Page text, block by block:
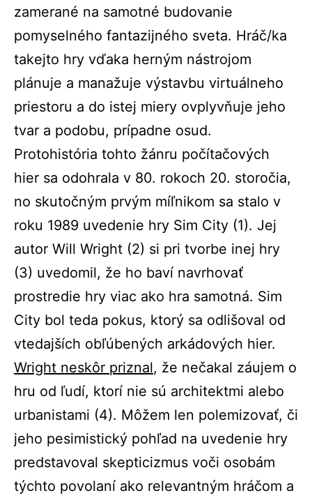
zamerané na samotné budovanie
pomyselného fantazijného sveta. Hráč/ka
takejto hry vďaka herným nástrojom
plánuje a manažuje výstavbu virtuálneho
priestoru a do istej miery ovplyvňuje jeho
tvar a podobu, prípadne osud.
Protohistória tohto žánru počítačových
hier sa odohrala v 80. rokoch 20. storočia,
no skutočným prvým míľnikom sa stalo v
roku 1989 uvedenie hry Sim City (1). Jej
autor Will Wright (2) si pri tvorbe inej hry
(3) uvedomil, že ho baví navrhovať
prostredie hry viac ako hra samotná. Sim
City bol teda pokus, ktorý sa odlišoval od
vtedajších obľúbených arkádových hier.
Wright neskôr priznal, že nečakal záujem o
hru od ľudí, ktorí nie sú architektmi alebo
urbanistami (4). Môžem len polemizovať, či
jeho pesimistický pohľad na uvedenie hry
predstavoval skepticizmus voči osobám
týchto povolaní ako relevantným hráčom a